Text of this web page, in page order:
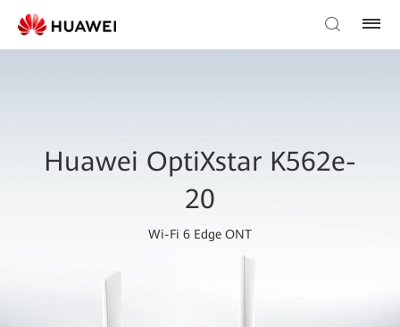
Huawei OptiXstar K562e-
20
Wi-Fi 6 Edge ONT